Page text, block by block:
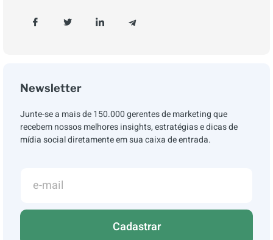
Newsletter
Junte-se a mais de 150.000 gerentes de marketing que
recebem nossos melhores insights, estratégias e dicas de
mídia social diretamente em sua caixa de entrada.
Cadastrar